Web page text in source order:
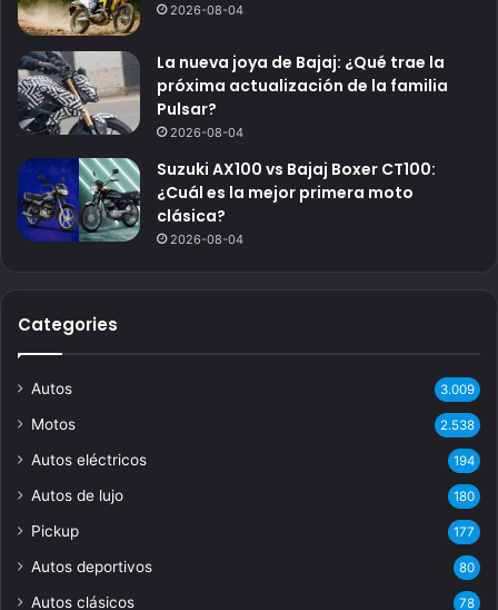
2026-08-04
La nueva joya de Bajaj: ¿Qué trae la
próxima actualización de la familia
Pulsar?
2026-08-04
Suzuki AX100 vs Bajaj Boxer CT100:
¿Cuál es la mejor primera moto
clásica?
2026-08-04
Categories
Autos 3.009
Motos 2.538
Autos eléctricos 194
Autos de lujo 180
Pickup 177
Autos deportivos 80
Autos clásicos 78